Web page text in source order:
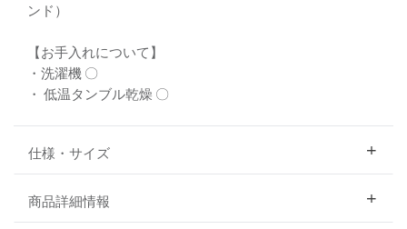
ンド）
【お手入れについて】
・洗濯機 〇
・ 低温タンブル乾燥 〇
仕様・サイズ
商品詳細情報